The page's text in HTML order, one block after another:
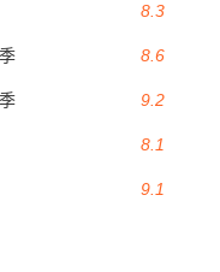
8.3
8.6
9.2
8.1
9.1